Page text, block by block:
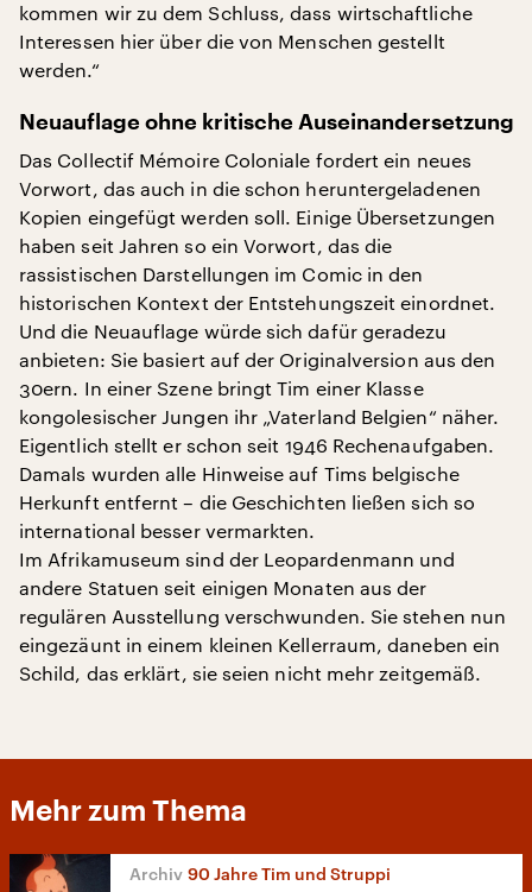
kommen wir zu dem Schluss, dass wirtschaftliche
Interessen hier über die von Menschen gestellt
werden.“
Neuauflage ohne kritische Auseinandersetzung
Das Collectif Mémoire Coloniale fordert ein neues
Vorwort, das auch in die schon heruntergeladenen
Kopien eingefügt werden soll. Einige Übersetzungen
haben seit Jahren so ein Vorwort, das die
rassistischen Darstellungen im Comic in den
historischen Kontext der Entstehungszeit einordnet.
Und die Neuauflage würde sich dafür geradezu
anbieten: Sie basiert auf der Originalversion aus den
30ern. In einer Szene bringt Tim einer Klasse
kongolesischer Jungen ihr „Vaterland Belgien“ näher.
Eigentlich stellt er schon seit 1946 Rechenaufgaben.
Damals wurden alle Hinweise auf Tims belgische
Herkunft entfernt – die Geschichten ließen sich so
international besser vermarkten.
Im Afrikamuseum sind der Leopardenmann und
andere Statuen seit einigen Monaten aus der
regulären Ausstellung verschwunden. Sie stehen nun
eingezäunt in einem kleinen Kellerraum, daneben ein
Schild, das erklärt, sie seien nicht mehr zeitgemäß.
Mehr zum Thema
90 Jahre Tim und Struppi